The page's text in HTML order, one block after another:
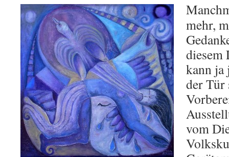
mehr,
diesem
kann ja
der Tür
vom